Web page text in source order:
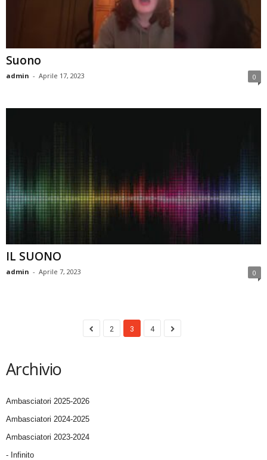
Suono
admin - Aprile 17, 2023 0
IL SUONO
admin - Aprile 7, 2023 0
2 3 4
Archivio
Ambasciatori 2025-2026
Ambasciatori 2024-2025
Ambasciatori 2023-2024
- Infinito